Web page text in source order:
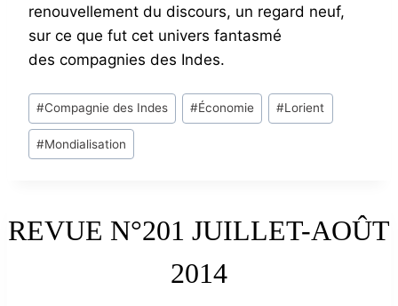
renouvellement du discours, un regard neuf,
sur ce que fut cet univers fantasmé
des compagnies des Indes.
Post
Tags:
#Compagnie des Indes #Économie #Lorient
#Mondialisation
REVUE N°201 JUILLET-AOÛT
2014